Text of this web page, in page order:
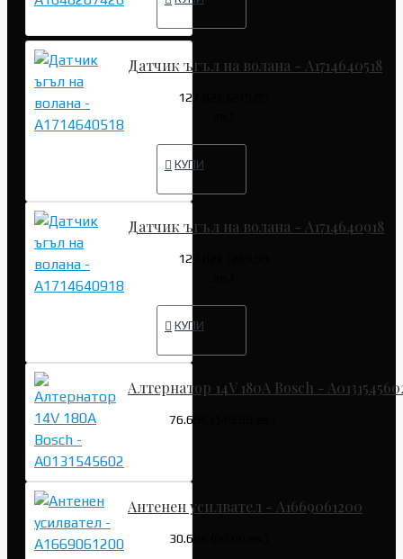
Датчик ъгъл на волана - A1714640518
127.82€ (249.99
КУПИ
Датчик ъгъл на волана - A1714640918
127.82€ (249.99
КУПИ
Алтернатор 14V 180A Bosch -
76.69€ (149.99 лв.)
Антенен усилвател - A1669061200
30.68€ (60.00 лв.)